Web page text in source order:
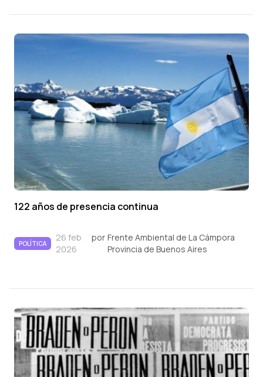
122 años de presencia continua
POLÍTICA
26 feb
2026
por Frente Ambiental de La Cámpora
Provincia de Buenos Aires